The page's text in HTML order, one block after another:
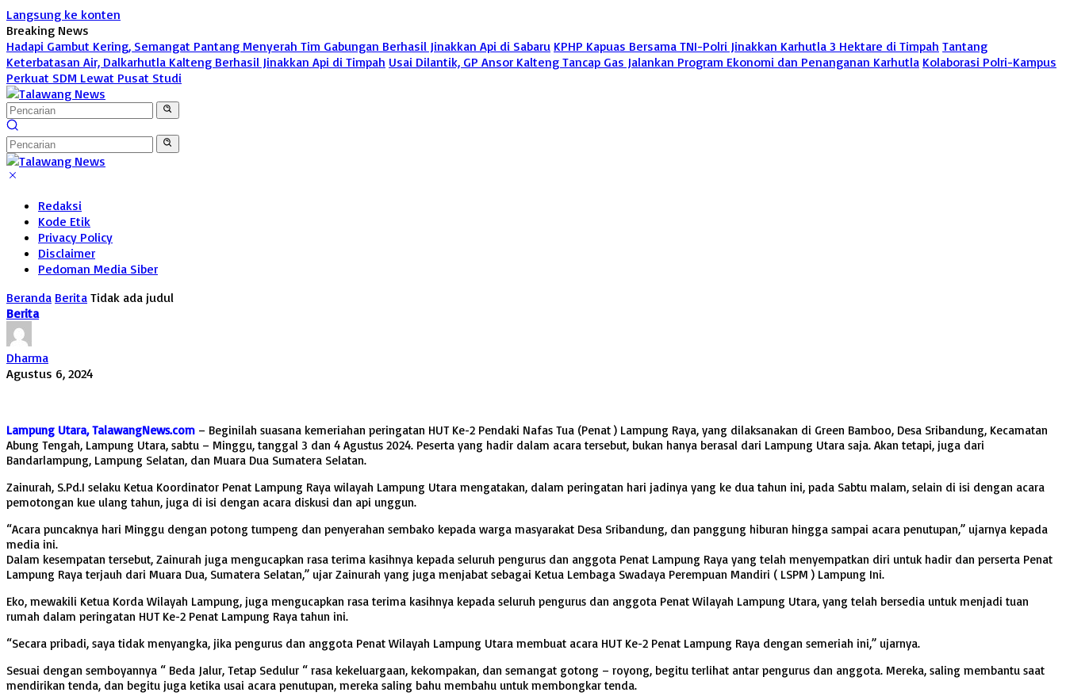
Langsung ke konten
Breaking News
Hadapi Gambut Kering, Semangat Pantang Menyerah Tim Gabungan Berhasil Jinakkan Api di Sabaru KPHP Kapuas Bersama TNI-Polri Jinakkan Karhutla 3 Hektare di Timpah Tantang
Keterbatasan Air, Dalkarhutla Kalteng Berhasil Jinakkan Api di Timpah Usai Dilantik, GP Ansor Kalteng Tancap Gas Jalankan Program Ekonomi dan Penanganan Karhutla Kolaborasi Polri-Kampus
Perkuat SDM Lewat Pusat Studi
Redaksi
Kode Etik
Privacy Policy
Disclaimer
Pedoman Media Siber
Beranda Berita Tidak ada judul
Berita
Dharma
Agustus 6, 2024
Lampung Utara, TalawangNews.com – Beginilah suasana kemeriahan peringatan HUT Ke-2 Pendaki Nafas Tua (Penat ) Lampung Raya, yang dilaksanakan di Green Bamboo, Desa Sribandung, Kecamatan
Abung Tengah, Lampung Utara, sabtu – Minggu, tanggal 3 dan 4 Agustus 2024. Peserta yang hadir dalam acara tersebut, bukan hanya berasal dari Lampung Utara saja. Akan tetapi, juga dari
Bandarlampung, Lampung Selatan, dan Muara Dua Sumatera Selatan.
Zainurah, S.Pd.I selaku Ketua Koordinator Penat Lampung Raya wilayah Lampung Utara mengatakan, dalam peringatan hari jadinya yang ke dua tahun ini, pada Sabtu malam, selain di isi dengan acara
pemotongan kue ulang tahun, juga di isi dengan acara diskusi dan api unggun.
“Acara puncaknya hari Minggu dengan potong tumpeng dan penyerahan sembako kepada warga masyarakat Desa Sribandung, dan panggung hiburan hingga sampai acara penutupan,” ujarnya kepada
media ini.
Dalam kesempatan tersebut, Zainurah juga mengucapkan rasa terima kasihnya kepada seluruh pengurus dan anggota Penat Lampung Raya yang telah menyempatkan diri untuk hadir dan perserta Penat
Lampung Raya terjauh dari Muara Dua, Sumatera Selatan,” ujar Zainurah yang juga menjabat sebagai Ketua Lembaga Swadaya Perempuan Mandiri ( LSPM ) Lampung Ini.
Eko, mewakili Ketua Korda Wilayah Lampung, juga mengucapkan rasa terima kasihnya kepada seluruh pengurus dan anggota Penat Wilayah Lampung Utara, yang telah bersedia untuk menjadi tuan
rumah dalam peringatan HUT Ke-2 Penat Lampung Raya tahun ini.
“Secara pribadi, saya tidak menyangka, jika pengurus dan anggota Penat Wilayah Lampung Utara membuat acara HUT Ke-2 Penat Lampung Raya dengan semeriah ini,” ujarnya.
Sesuai dengan semboyannya “ Beda Jalur, Tetap Sedulur “ rasa kekeluargaan, kekompakan, dan semangat gotong – royong, begitu terlihat antar pengurus dan anggota. Mereka, saling membantu saat
mendirikan tenda, dan begitu juga ketika usai acara penutupan, mereka saling bahu membahu untuk membongkar tenda.